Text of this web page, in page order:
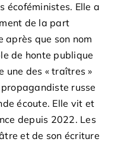
écoféministes. Elle a
de la part
après que son nom
de honte publique
une des « traîtres »
russe
écoute. Elle vit et
depuis 2022. Les
et de son écriture